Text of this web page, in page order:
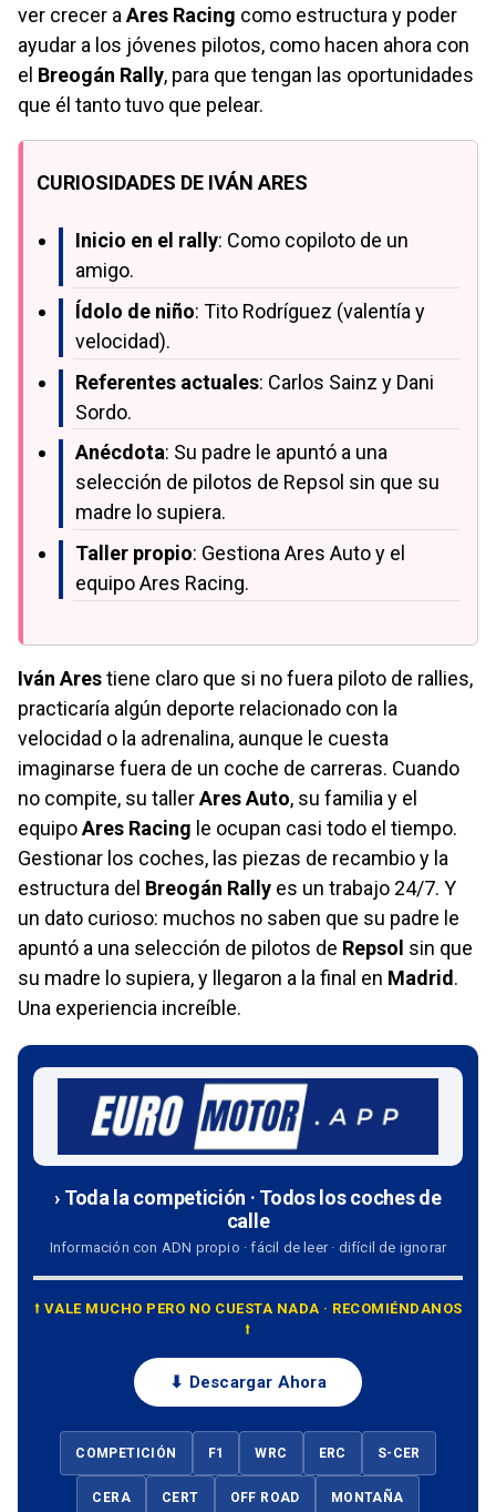
ver crecer a Ares Racing como estructura y poder
ayudar a los jóvenes pilotos, como hacen ahora con
el Breogán Rally, para que tengan las oportunidades
que él tanto tuvo que pelear.
CURIOSIDADES DE IVÁN ARES
Inicio en el rally: Como copiloto de un
amigo.
Ídolo de niño: Tito Rodríguez (valentía y
velocidad).
Referentes actuales: Carlos Sainz y Dani
Sordo.
Anécdota: Su padre le apuntó a una
selección de pilotos de Repsol sin que su
madre lo supiera.
Taller propio: Gestiona Ares Auto y el
equipo Ares Racing.
Iván Arestiene claro que si no fuera piloto de rallies,
practicaría algún deporte relacionado con la
velocidad o la adrenalina, aunque le cuesta
imaginarse fuera de un coche de carreras. Cuando
no compite, su tallerAres Auto, su familia y el
equipoAres Racing le ocupan casi todo el tiempo.
Gestionar los coches, las piezas de recambio y la
estructura del Breogán Rally es un trabajo 24/7. Y
un dato curioso: muchos no saben que su padre le
apuntó a una selección de pilotos de Repsol sin que
su madre lo supiera, y llegaron a la final en Madrid .
Una experiencia increíble.
› Toda la competición · Todos los coches de
calle
Información con ADN propio · fácil de leer · difícil de ignorar
⭡ VALE MUCHO PERO NO CUESTA NADA · RECOMIÉNDANOS
⭡
⬇ Descargar Ahora
COMPETICIÓN F1 WRC ERC S-CER
CERA CERT OFF ROAD MONTAÑA